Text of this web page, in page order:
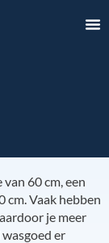
60 cm, een
cm. Vaak hebben
je meer
er